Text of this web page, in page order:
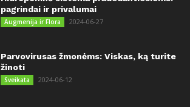
pagrindai ir privalumai
Augmenija ir Flora 2024-06-27
Parvovirusas žmonėms: Viskas, ką turite
žinoti
Sveikata 2024-06-12